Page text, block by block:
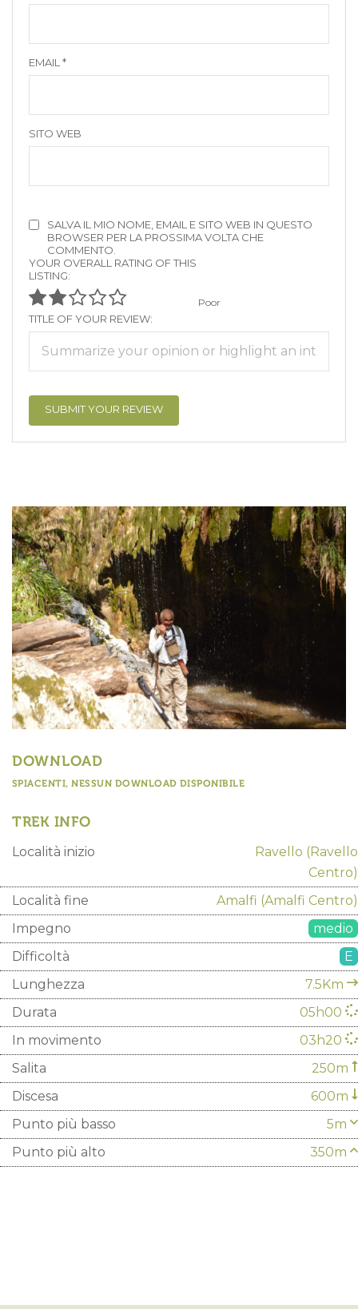
EMAIL *
SITO WEB
SALVA IL MIO NOME, EMAIL E SITO WEB IN QUESTO
BROWSER PER LA PROSSIMA VOLTA CHE
COMMENTO.
YOUR OVERALL RATING OF THIS
LISTING:
Poor
TITLE OF YOUR REVIEW:
DOWNLOAD
SPIACENTI, NESSUN DOWNLOAD DISPONIBILE
TREK INFO
Località inizio Ravello (Ravello
Centro)
Località fine
Amalfi (Amalfi Centro)
Impegno
medio
Difficoltà
E
Lunghezza
7.5Km
Durata
05h00
In movimento
03h20
Salita
250m
Discesa
600m
Punto più basso
5m
Punto più alto
350m